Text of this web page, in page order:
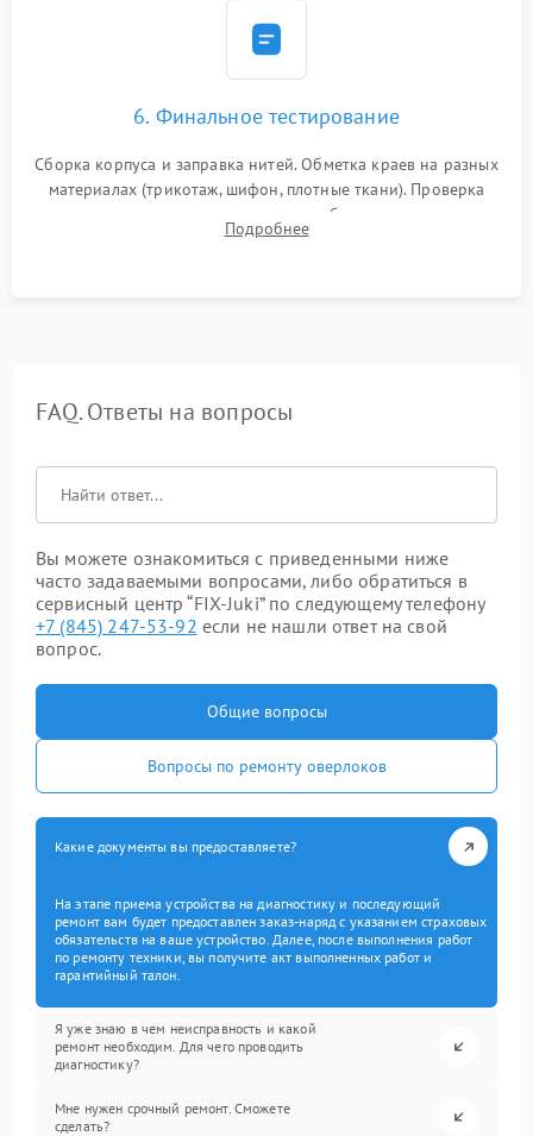
6. Финальное тестирование
Сборка корпуса и заправка нитей. Обметка краев на разных
материалах (трикотаж, шифон, плотные ткани). Проверка
ровности среза, эластичности шва, работы ролевого шва и
отсутствия стягивания или волнистости ткани.
Подробнее
FAQ. Ответы на вопросы
Вы можете ознакомиться с приведенными ниже
часто задаваемыми вопросами, либо обратиться в
сервисный центр “FIX-Juki” по следующему телефону
+7 (845) 247-53-92 если не нашли ответ на свой
вопрос.
Общие вопросы
Вопросы по ремонту оверлоков
Какие документы вы предоставляете?
На этапе приема устройства на диагностику и последующий
ремонт вам будет предоставлен заказ-наряд с указанием страховых
обязательств на ваше устройство. Далее, после выполнения работ
по ремонту техники, вы получите акт выполненных работ и
гарантийный талон.
Я уже знаю в чем неисправность и какой
ремонт необходим. Для чего проводить
диагностику?
Мне нужен срочный ремонт. Сможете
сделать?